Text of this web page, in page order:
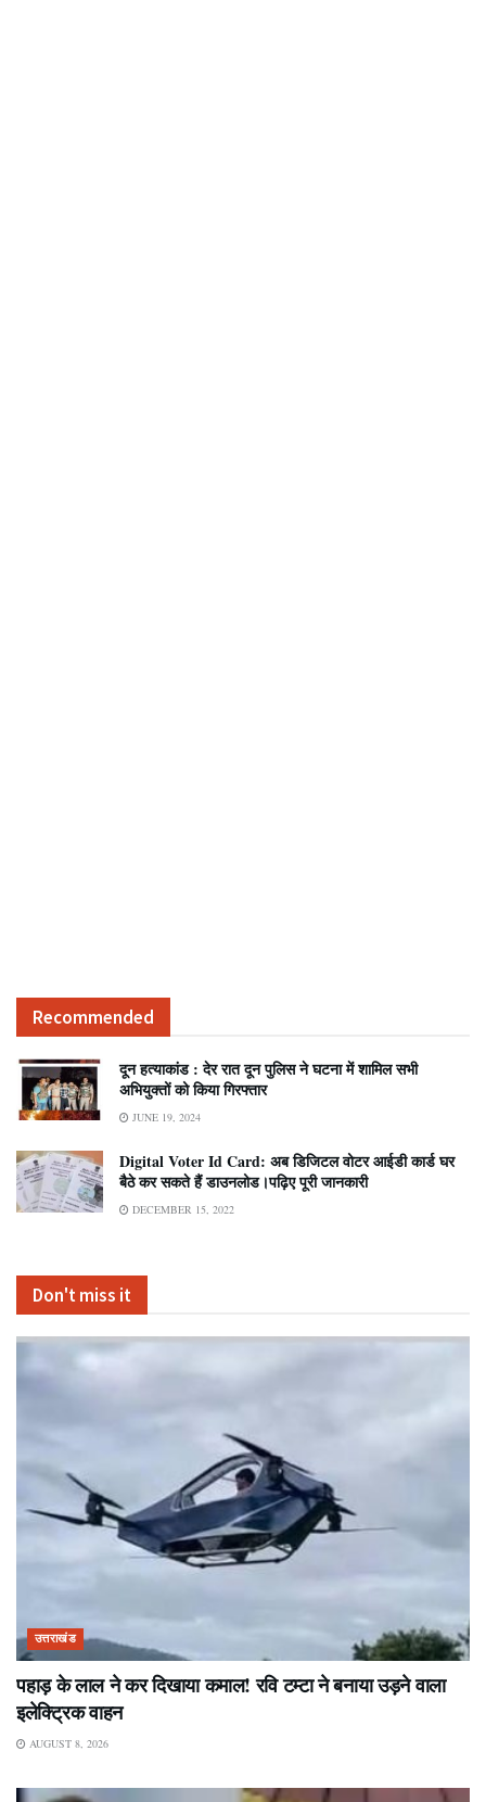
Recommended
दून हत्याकांड : देर रात दून पुलिस ने घटना में शामिल सभी
अभियुक्तों को किया गिरफ्तार
JUNE 19, 2024
Digital Voter Id Card: अब डिजिटल वोटर आईडी कार्ड घर
बैठे कर सकते हैं डाउनलोड।पढ़िए पूरी जानकारी
DECEMBER 15, 2022
Don't miss it
उत्तराखंड
पहाड़ के लाल ने कर दिखाया कमाल! रवि टम्टा ने बनाया उड़ने वाला
इलेक्ट्रिक वाहन
AUGUST 8, 2026